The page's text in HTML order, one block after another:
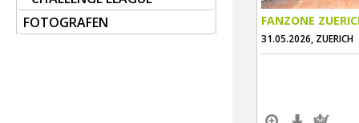
FOTOGRAFEN
FANZONE
31.05.2026, ZUERICH